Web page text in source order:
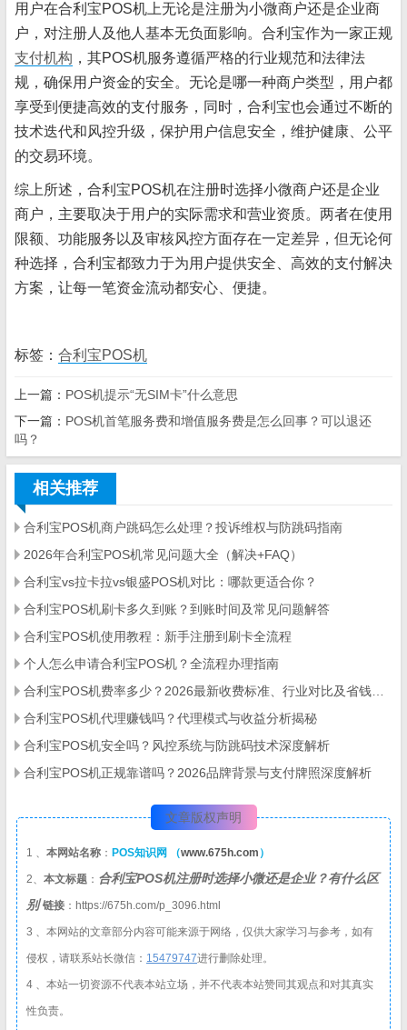
用户在合利宝POS机上无论是注册为小微商户还是企业商
户，对注册人及他人基本无负面影响。合利宝作为一家正规
支付机构 ，其POS机服务遵循严格的行业规范和法律法
规，确保用户资金的安全。无论是哪一种商户类型，用户都
享受到便捷高效的支付服务，同时，合利宝也会通过不断的
技术迭代和风控升级，保护用户信息安全，维护健康、公平
的交易环境。
综上所述，合利宝POS机在注册时选择小微商户还是企业
商户，主要取决于用户的实际需求和营业资质。两者在使用
限额、功能服务以及审核风控方面存在一定差异，但无论何
种选择，合利宝都致力于为用户提供安全、高效的支付解决
方案，让每一笔资金流动都安心、便捷。
标签： 合利宝POS机
上一篇： POS机提示“无SIM卡”什么意思
下一篇： POS机首笔服务费和增值服务费是怎么回事？可以退还
吗？
相关推荐
合利宝POS机商户跳码怎么处理？投诉维权与防跳码指南
2026年合利宝POS机常见问题大全（解决+FAQ）
合利宝vs拉卡拉vs银盛POS机对比：哪款更适合你？
合利宝POS机刷卡多久到账？到账时间及常见问题解答
合利宝POS机使用教程：新手注册到刷卡全流程
个人怎么申请合利宝POS机？全流程办理指南
合利宝POS机代理赚钱吗？代理模式与收益分析揭秘
合利宝POS机安全吗？风控系统与防跳码技术深度解析
合利宝POS机正规靠谱吗？2026品牌背景与支付牌照深度解析
文章版权声明
1 、 本网站名称 ： POS知识网 （www.675h.com ）
2、 本文标题 ： 合利宝POS机注册时选择小微还是企业？有什么区
别链接 ：https://675h.com/p_3096.html
3 、本网站的文章部分内容可能来源于网络，仅供大家学习与参考，如有
侵权，请联系站长微信： 15479747进行删除处理。
4 、本站一切资源不代表本站立场，并不代表本站赞同其观点和对其真实
性负责。